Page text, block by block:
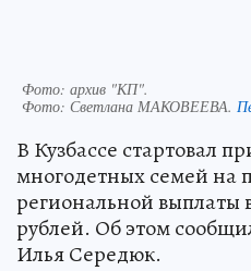
Фото: архив "КП".
Фото: Светлана МАКОВЕЕВА.
В Кузбассе стартовал
многодетных семей на
региональной выплаты
рублей. Об этом
Илья Середюк.